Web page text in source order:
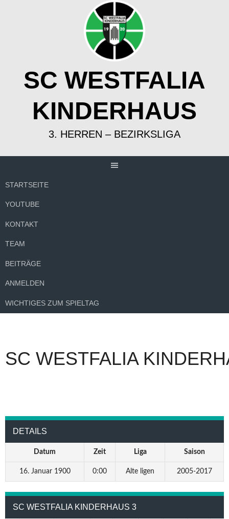
SC WESTFALIA
KINDERHAUS
3. HERREN – BEZIRKSLIGA
STARTSEITE
YOUTUBE
KONTAKT
TEAM
BEITRÄGE
ANMELDEN
WICHTIGES ZUM SPIELTAG
SC WESTFALIA
DETAILS
Datum Zeit Liga Saison
16. Januar 1900 0:00 Alte ligen 2005-2017
SC WESTFALIA KINDERHAUS 3